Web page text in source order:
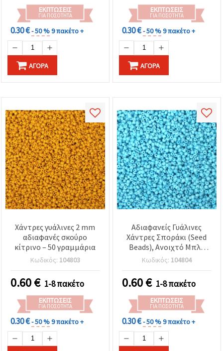
ΕΚΠΤΏΣΕΙΣ
ΓΙΑ ΠΟΣΌΤΗΤΑ
0.30 €- 50 %9 πακέτο +
ΑΓΟΡΆ
ΕΚΠΤΏΣΕΙΣ
ΓΙΑ ΠΟΣΌΤΗΤΑ
0.30 €- 50 %9 πακέτο +
ΑΓΟΡΆ
Χάντρες γυάλινες 2 mm
αδιαφανές σκούρο
κίτρινο – 50 γραμμάρια
Κωδικός: 104803
0.60€ 1-8 πακέτο
ΕΚΠΤΏΣΕΙΣ
ΓΙΑ ΠΟΣΌΤΗΤΑ
0.30 €- 50 %9 πακέτο +
Αδιαφανείς Γυάλινες
Χάντρες Σποράκι (Seed
Beads), Ανοιχτό Μπλε
Μελάνζ, 2 mm, 50 g –
Ιδανικές για Χειροτεχνίες
& Διακόσμηση
Κωδικός: 104804
0.60€ 1-8 πακέτο
ΕΚΠΤΏΣΕΙΣ
ΓΙΑ ΠΟΣΌΤΗΤΑ
0.30 €- 50 %9 πακέτο +